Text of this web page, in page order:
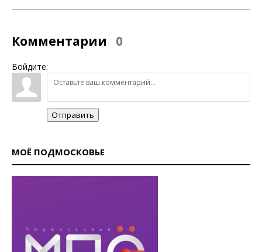
Комментарии 0
Войдите:
Отправить
МОЁ ПОДМОСКОВЬЕ